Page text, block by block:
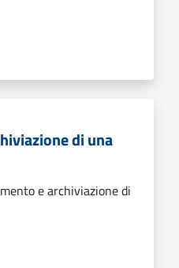
di una
e archiviazione di